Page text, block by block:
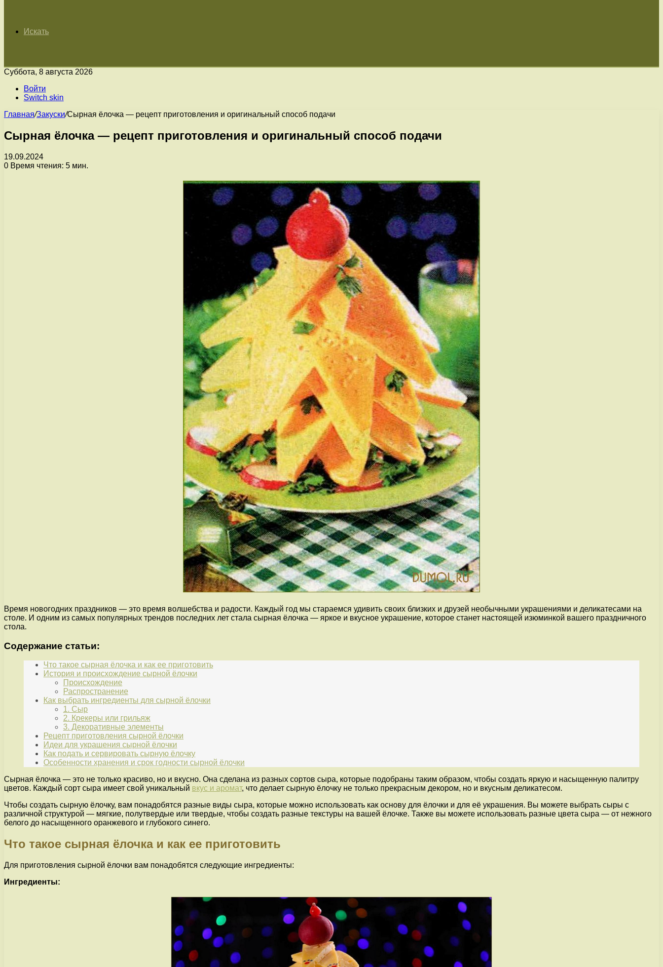
Искать
Суббота, 8 августа 2026
Войти
Switch skin
Главная/Закуски/Сырная ёлочка — рецепт приготовления и оригинальный способ подачи
Сырная ёлочка — рецепт приготовления и оригинальный способ подачи
19.09.2024
0 Время чтения: 5 мин.
Время новогодних праздников — это время волшебства и радости. Каждый год мы стараемся удивить своих близких и друзей необычными украшениями и деликатесами на
столе. И одним из самых популярных трендов последних лет стала сырная ёлочка — яркое и вкусное украшение, которое станет настоящей изюминкой вашего праздничного
стола.
Содержание статьи:
Что такое сырная ёлочка и как ее приготовить
История и происхождение сырной ёлочки
Происхождение
Распространение
Как выбрать ингредиенты для сырной ёлочки
1. Сыр
2. Крекеры или грильяж
3. Декоративные элементы
Рецепт приготовления сырной ёлочки
Идеи для украшения сырной ёлочки
Как подать и сервировать сырную ёлочку
Особенности хранения и срок годности сырной ёлочки
Сырная ёлочка — это не только красиво, но и вкусно. Она сделана из разных сортов сыра, которые подобраны таким образом, чтобы создать яркую и насыщенную палитру
цветов. Каждый сорт сыра имеет свой уникальный вкус и аромат, что делает сырную ёлочку не только прекрасным декором, но и вкусным деликатесом.
Чтобы создать сырную ёлочку, вам понадобятся разные виды сыра, которые можно использовать как основу для ёлочки и для её украшения. Вы можете выбрать сыры с
различной структурой — мягкие, полутвердые или твердые, чтобы создать разные текстуры на вашей ёлочке. Также вы можете использовать разные цвета сыра — от нежного
белого до насыщенного оранжевого и глубокого синего.
Что такое сырная ёлочка и как ее приготовить
Для приготовления сырной ёлочки вам понадобятся следующие ингредиенты:
Ингредиенты: